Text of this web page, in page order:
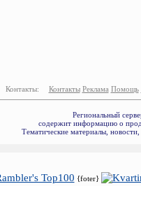
Контакты: Контакты Реклама Помощь
Региональный
содержит информацию о
Тематические материалы,
{foter}